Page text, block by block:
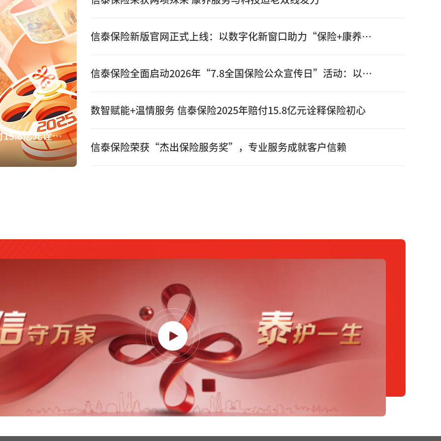
数智赋能+温情服务 信泰保险2025年赔付15.8亿元诠释保险初心
信泰保险新版官网正式上线：以数字化新窗口助力“保险+康养”高质量发展
信泰保险全面启动2026年“7.8全国保险公众宣传日”活动：以奋进姿态书写“十五五”开局之年保险答卷
数智赋能+温情服务 信泰保险2025年赔付15.8亿元诠释保险初心
信泰保险荣获“杰出保险服务奖”，专业服务成就客户信赖